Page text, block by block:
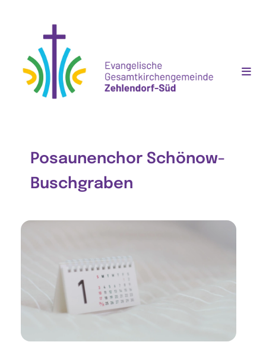
Posaunenchor Schönow-
Buschgraben